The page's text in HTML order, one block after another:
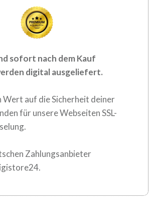
sofort nach demKauf
digitalausgeliefert.
auf die Sicherheit deiner
fürunsere Webseiten SSL-
Zahlungsanbieter